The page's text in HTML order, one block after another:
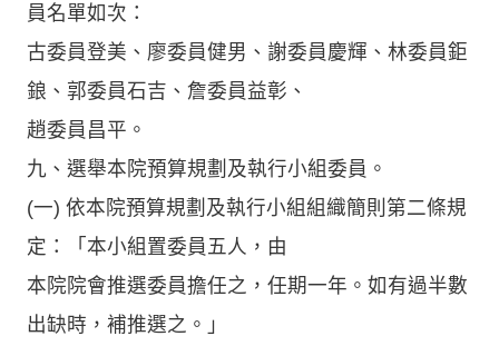
員名單如次：
古委員登美、廖委員健男、謝委員慶輝、林委員鉅
鋃、郭委員石吉、詹委員益彰、
趙委員昌平。
九、選舉本院預算規劃及執行小組委員。
(一) 依本院預算規劃及執行小組組織簡則第二條規
定：「本小組置委員五人，由
本院院會推選委員擔任之，任期一年。如有過半數
出缺時，補推選之。」